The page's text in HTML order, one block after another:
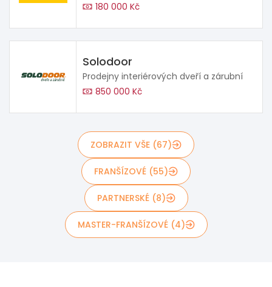
180 000 Kč
Solodoor
Prodejny interiérových dveří a zárubní
850 000 Kč
ZOBRAZIT VŠE (67)
FRANŠÍZOVÉ (55)
PARTNERSKÉ (8)
MASTER-FRANŠÍZOVÉ (4)